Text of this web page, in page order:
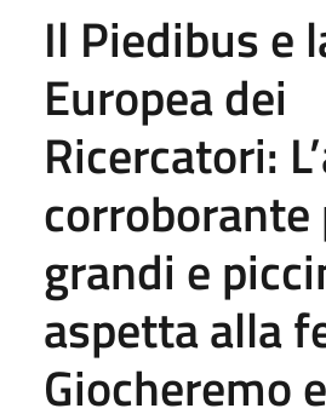
Il Piedibus e
Europea dei
Ricercatori:
corroborante
grandi e
aspetta alla
Giocheremo e